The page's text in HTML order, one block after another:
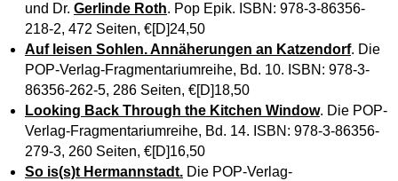
und Dr. Gerlinde Roth. Pop Epik. ISBN: 978-3-86356-
218-2, 472 Seiten, €[D]24,50
Auf leisen Sohlen. Annäherungen an Katzendorf. Die
POP-Verlag-Fragmentariumreihe, Bd. 10. ISBN: 978-3-
86356-262-5, 286 Seiten, €[D]18,50
Looking Back Through the Kitchen Window. Die POP-
Verlag-Fragmentariumreihe, Bd. 14. ISBN: 978-3-86356-
279-3, 260 Seiten, €[D]16,50
So is(s)t Hermannstadt.Die POP-Verlag-